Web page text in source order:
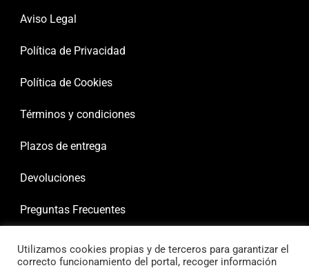
Aviso Legal
Política de Privacidad
Política de Cookies
Términos y condiciones
Plazos de entrega
Devoluciones
Preguntas Frecuentes
Utilizamos cookies propias y de terceros para garantizar el
correcto funcionamiento del portal, recoger información